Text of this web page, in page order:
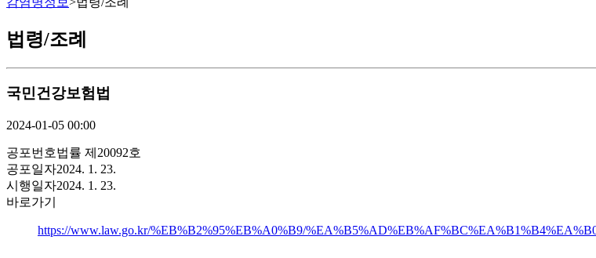
법령/조례
국민건강보험법
2024-01-05 00:00
공포번호법률 제20092호
공포일자2024. 1. 23.
시행일자2024. 1. 23.
바로가기
https://www.law.go.kr/%EB%B2%95%EB%A0%B9/